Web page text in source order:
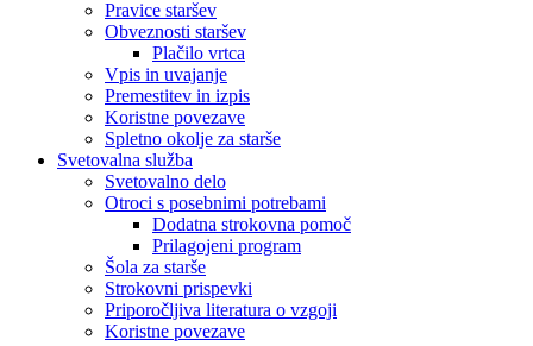
Pravice staršev
Obveznosti staršev
Plačilo vrtca
Vpis in uvajanje
Premestitev in izpis
Koristne povezave
Spletno okolje za starše
Svetovalna služba
Svetovalno delo
Otroci s posebnimi potrebami
Dodatna strokovna pomoč
Prilagojeni program
Šola za starše
Strokovni prispevki
Priporočljiva literatura o vzgoji
Koristne povezave